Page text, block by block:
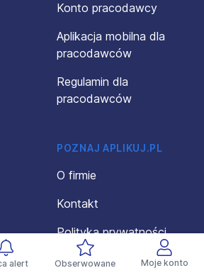
alert Obserwowane Moje konto
Konto pracodawcy
Aplikacja mobilna dla
pracodawców
Regulamin dla
pracodawców
POZNAJ APLIKUJ.PL
O firmie
Kontakt
Polityka prywatności
Organizacja wydarzeń